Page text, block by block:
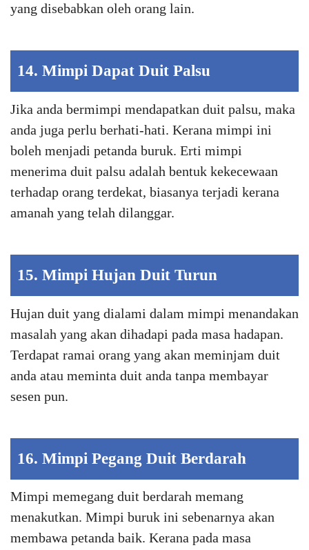
yang disebabkan oleh orang lain.
14. Mimpi Dapat Duit Palsu
Jika anda bermimpi mendapatkan duit palsu, maka
anda juga perlu berhati-hati. Kerana mimpi ini
boleh menjadi petanda buruk. Erti mimpi
menerima duit palsu adalah bentuk kekecewaan
terhadap orang terdekat, biasanya terjadi kerana
amanah yang telah dilanggar.
15. Mimpi Hujan Duit Turun
Hujan duit yang dialami dalam mimpi menandakan
masalah yang akan dihadapi pada masa hadapan.
Terdapat ramai orang yang akan meminjam duit
anda atau meminta duit anda tanpa membayar
sesen pun.
16. Mimpi Pegang Duit Berdarah
Mimpi memegang duit berdarah memang
menakutkan. Mimpi buruk ini sebenarnya akan
membawa petanda baik. Kerana pada masa